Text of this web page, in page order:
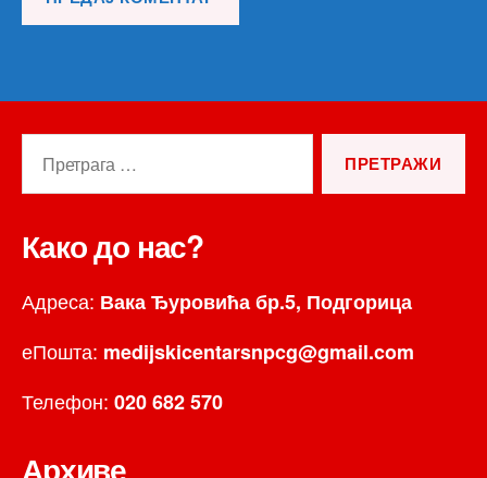
Како до нас?
Адреса: Вака Ђуровића бр.5, Подгорица
еПошта: medijskicentarsnpcg@gmail.com
Телефон: 020 682 570
Архиве